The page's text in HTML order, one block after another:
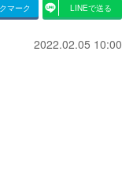
マーク LINEで送る
2022.02.05 10:00